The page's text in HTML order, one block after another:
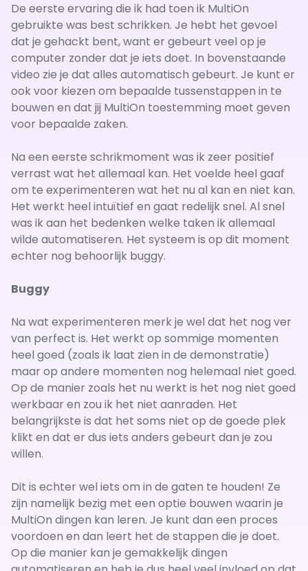
De eerste ervaring die ik had toen ik MultiOn
gebruikte was best schrikken. Je hebt het gevoel
dat je gehackt bent, want er gebeurt veel op je
computer zonder dat je iets doet. In bovenstaande
video zie je dat alles automatisch gebeurt. Je kunt er
ook voor kiezen om bepaalde tussenstappen in te
bouwen en dat jij MultiOn toestemming moet geven
voor bepaalde zaken.
Na een eerste schrikmoment was ik zeer positief
verrast wat het allemaal kan. Het voelde heel gaaf
om te experimenteren wat het nu al kan en niet kan.
Het werkt heel intuïtief en gaat redelijk snel. Al snel
was ik aan het bedenken welke taken ik allemaal
wilde automatiseren. Het systeem is op dit moment
echter nog behoorlijk buggy.
Buggy
Na wat experimenteren merk je wel dat het nog ver
van perfect is. Het werkt op sommige momenten
heel goed (zoals ik laat zien in de demonstratie)
maar op andere momenten nog helemaal niet goed.
Op de manier zoals het nu werkt is het nog niet goed
werkbaar en zou ik het niet aanraden. Het
belangrijkste is dat het soms niet op de goede plek
klikt en dat er dus iets anders gebeurt dan je zou
willen.
Dit is echter wel iets om in de gaten te houden! Ze
zijn namelijk bezig met een optie bouwen waarin je
MultiOn dingen kan leren. Je kunt dan een proces
voordoen en dan leert het de stappen die je doet.
Op die manier kan je gemakkelijk dingen